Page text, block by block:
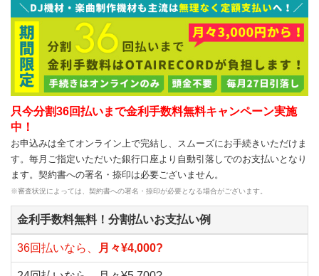
只今分割36回払いまで金利手数料無料キャンペーン実施
中！
お申込みは全てオンライン上で完結し、スムーズにお手続きいただけま
す。毎月ご指定いただいた銀行口座より自動引落しでのお支払いとなり
ます。契約書への署名・捺印は必要ございません。
※審査状況によっては、契約書への署名・捺印が必要となる場合がございます。
金利手数料無料！分割払いお支払い例
36回払いなら、 月々¥4,000?